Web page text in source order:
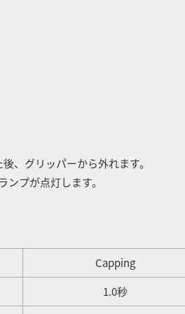
グリッパーから外れます。
プが点灯します。
Capping
1.0秒